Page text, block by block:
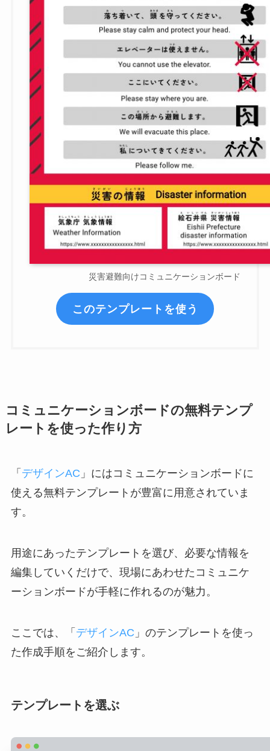
災害避難向けコミュニケーションボード
このテンプレートを使う
コミュニケーションボードの無料テンプ
レートを使った作り方
「 デザインAC 」にはコミュニケーションボードに
使える無料テンプレートが豊富に用意されていま
す。
用途にあったテンプレートを選び、必要な情報を
編集していくだけで、現場にあわせたコミュニケ
ーションボードが手軽に作れるのが魅力。
ここでは、「 デザインAC 」のテンプレートを使っ
た作成手順をご紹介します。
テンプレートを選ぶ